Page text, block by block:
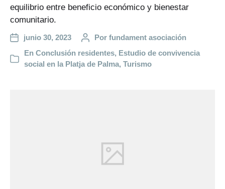
equilibrio entre beneficio económico y bienestar
comunitario.
junio 30, 2023 Por fundament asociación
En Conclusión residentes, Estudio de convivencia
social en la Platja de Palma, Turismo